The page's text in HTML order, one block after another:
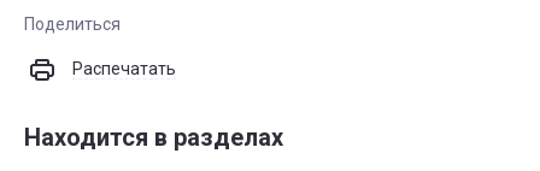
Поделиться
Распечатать
Находится в разделах